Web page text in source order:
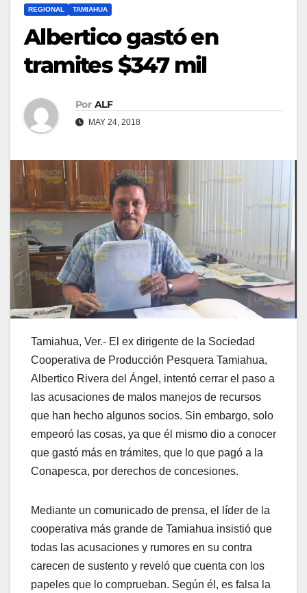
REGIONAL TAMIAHUA
Albertico gastó en
tramites $347 mil
Por ALF
MAY 24, 2018
Tamiahua, Ver.- El ex dirigente de la Sociedad
Cooperativa de Producción Pesquera Tamiahua,
Albertico Rivera del Ángel, intentó cerrar el paso a
las acusaciones de malos manejos de recursos
que han hecho algunos socios. Sin embargo, solo
empeoró las cosas, ya que él mismo dio a conocer
que gastó más en trámites, que lo que pagó a la
Conapesca, por derechos de concesiones.
Mediante un comunicado de prensa, el líder de la
cooperativa más grande de Tamiahua insistió que
todas las acusaciones y rumores en su contra
carecen de sustento y reveló que cuenta con los
papeles que lo comprueban. Según él, es falsa la